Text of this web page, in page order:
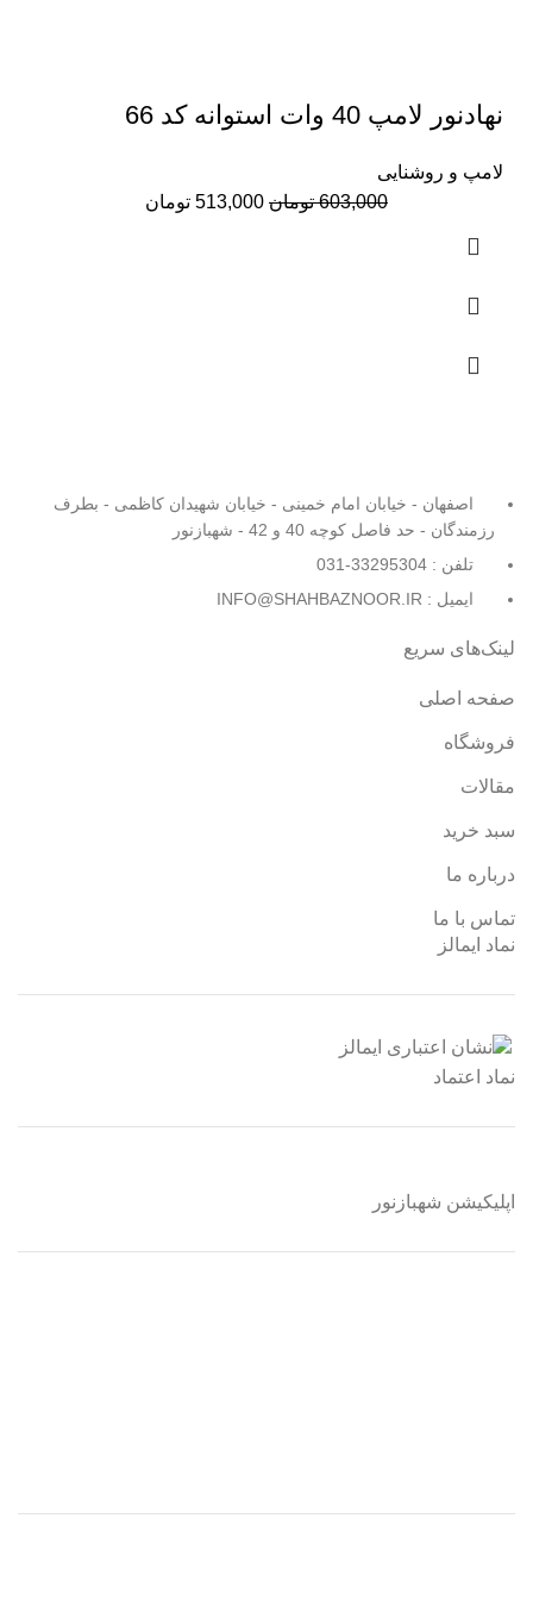
نهادنور لامپ 40 وات استوانه کد 66
لامپ و روشنایی
603,000 تومان قیمت
513,000 تومان
اصفهان - خیابان امام خمینی - خیابان شهیدان کاظمی - بطرف
رزمندگان - حد فاصل کوچه 40 و 42 - شهبازنور
تلفن : 33295304-031
ایمیل : INFO@SHAHBAZNOOR.IR
لینک‌های سریع
صفحه اصلی
فروشگاه
مقالات
سبد خرید
درباره ما
تماس با ما
نماد ایمالز
نماد اعتماد
اپلیکیشن شهبازنور